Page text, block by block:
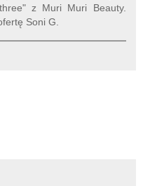
z Muri Muri Beauty.
Soni G.